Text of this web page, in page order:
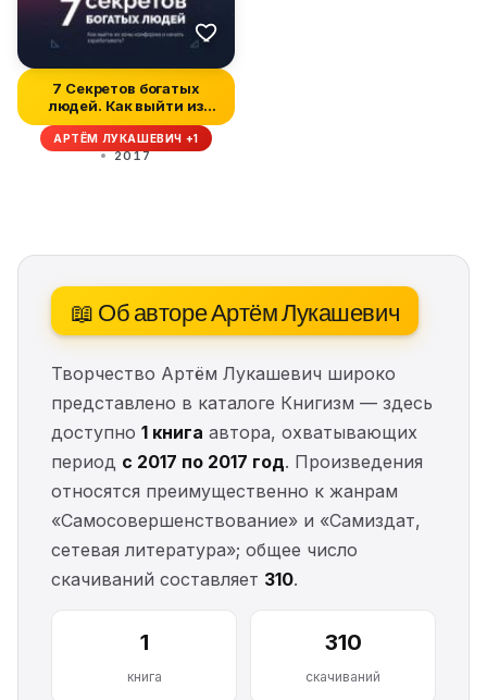
7 Секретов богатых
людей. Как выйти из
зоны комфор...
АРТЁМ ЛУКАШЕВИЧ +1
2017
📖 Об авторе Артём Лукашевич
Творчество Артём Лукашевич широко
представлено в каталоге Книгизм — здесь
доступно 1 книга автора, охватывающих
период с 2017 по 2017 год. Произведения
относятся преимущественно к жанрам
«Самосовершенствование» и «Самиздат,
сетевая литература»; общее число
скачиваний составляет 310.
1
книга
310
скачиваний